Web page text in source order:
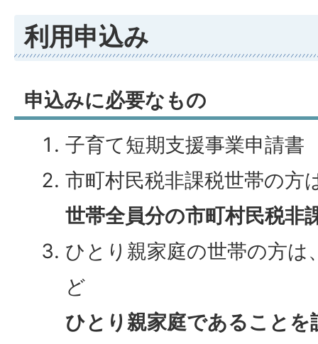
利用申込み
申込みに必要なもの
子育て短期支援事業申請書
市町村民税非課税世帯の方
世帯全員分の市町村民税非
ひとり親家庭の世帯の方は
ど
ひとり親家庭であること